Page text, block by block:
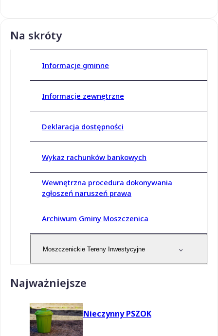
Na skróty
Informacje gminne
Informacje zewnętrzne
Deklaracja dostępności
Wykaz rachunków bankowych
Wewnętrzna procedura dokonywania
zgłoszeń naruszeń prawa
Archiwum Gminy Moszczenica
Moszczenickie Tereny Inwestycyjne
Najważniejsze
Nieczynny PSZOK